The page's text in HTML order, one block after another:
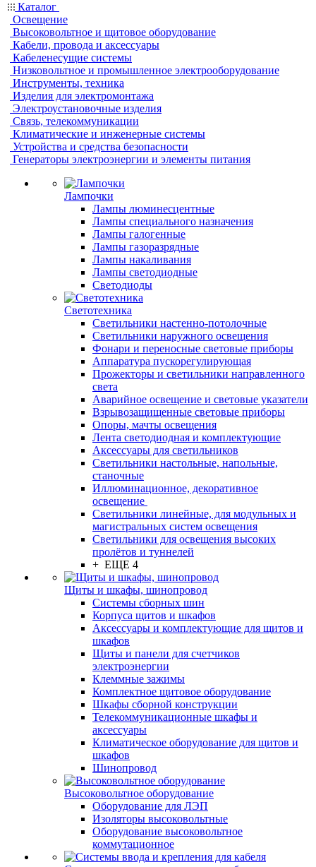
Каталог
Освещение
Высоковольтное и щитовое оборудование
Кабели, провода и аксессуары
Кабеленесущие системы
Низковольтное и промышленное электрооборудование
Инструменты, техника
Изделия для электромонтажа
Электроустановочные изделия
Связь, телекоммуникации
Климатические и инженерные системы
Устройства и средства безопасности
Генераторы электроэнергии и элементы питания
Лампочки
Лампы люминесцентные
Лампы специального назначения
Лампы галогенные
Лампы газоразрядные
Лампы накаливания
Лампы светодиодные
Светодиоды
Светотехника
Светильники настенно-потолочные
Светильники наружного освещения
Фонари и переносные световые приборы
Аппаратура пускорегулирующая
Прожекторы и светильники направленного
света
Аварийное освещение и световые указатели
Взрывозащищенные световые приборы
Опоры, мачты освещения
Лента светодиодная и комплектующие
Аксессуары для светильников
Светильники настольные, напольные,
станочные
Иллюминационное, декоративное
освещение
Светильники линейные, для модульных и
магистральных систем освещения
Светильники для освещения высоких
пролётов и туннелей
+ ЕЩЕ 4
Щиты и шкафы, шинопровод
Системы сборных шин
Корпуса щитов и шкафов
Аксессуары и комплектующие для щитов и
шкафов
Щиты и панели для счетчиков
электроэнергии
Клеммные зажимы
Комплектное щитовое оборудование
Шкафы сборной конструкции
Телекоммуникационные шкафы и
аксессуары
Климатическое оборудование для щитов и
шкафов
Шинопровод
Высоковольтное оборудование
Оборудование для ЛЭП
Изоляторы высоковольтные
Оборудование высоковольтное
коммутационное